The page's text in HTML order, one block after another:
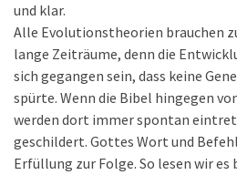
und klar.
Alle Evolutionstheorien brauchen
lange Zeiträume, denn die
sich gegangen sein, dass keine
spürte. Wenn die Bibel hingegen
werden dort immer spontan
geschildert. Gottes Wort und
Erfüllung zur Folge. So lesen wir es